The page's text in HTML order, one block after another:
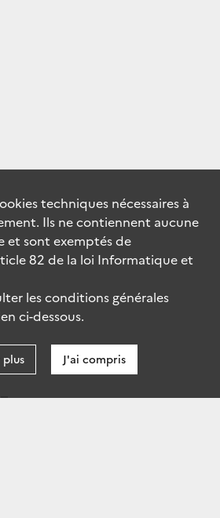
techniques nécessaires à
Ils ne contiennent aucune
et sont exemptés de
82 de la loi Informatique et
les conditions générales
ci-dessous.
plus J'ai compris